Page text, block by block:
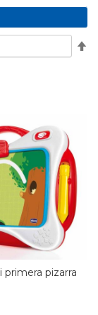
primera pizarra